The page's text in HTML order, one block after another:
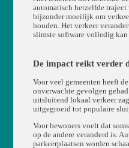
automatisch hetzelfde
bijzonder moeilijk om
houden. Het verkeer
slimste software volledig
De impact reikt verder
Voor veel gemeenten heeft
onverwachte gevolgen
uitsluitend lokaal verkeer
uitgegroeid tot populaire
Voor bewoners voelt dat
op de andere veranderd is.
parkeerplaatsen worden